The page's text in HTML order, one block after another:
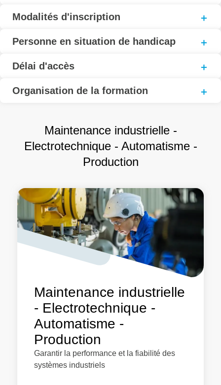
Modalités d'inscription
Personne en situation de handicap
Délai d'accès
Organisation de la formation
Maintenance industrielle -
Electrotechnique - Automatisme -
Production
Maintenance industrielle
- Electrotechnique -
Automatisme -
Production
Garantir la performance et la fiabilité des
systèmes industriels